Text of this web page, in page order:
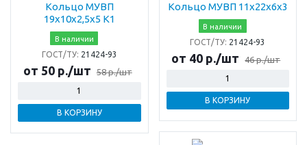
Кольцо МУВП
19х10х2,5х5 К1
В наличии
ГОСТ/ТУ: 21424-93
от 50 р./шт 58 р./шт
В КОРЗИНУ
Кольцо МУВП 11х22х6х3
В наличии
ГОСТ/ТУ: 21424-93
от 40 р./шт 46 р./шт
В КОРЗИНУ